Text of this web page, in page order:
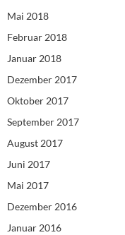
Mai 2018
Februar 2018
Januar 2018
Dezember 2017
Oktober 2017
September 2017
August 2017
Juni 2017
Mai 2017
Dezember 2016
Januar 2016